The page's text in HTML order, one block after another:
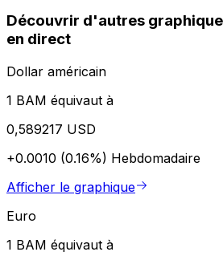
Découvrir d'autres
en direct
Dollar américain
1 BAM équivaut à
0,589217 USD
+0.0010 (0.16%) Hebdomadaire
Afficher le graphique
Euro
1 BAM équivaut à